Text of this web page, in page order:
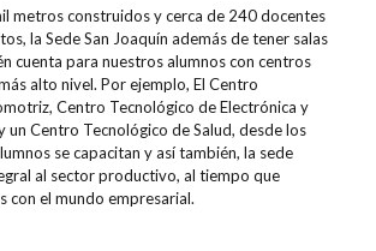
metros construidos y cerca de 240 docentes
la Sede San Joaquín además de tener salas
cuenta para nuestros alumnos con centros
alto nivel. Por ejemplo, El Centro
Centro Tecnológico de Electrónica y
un Centro Tecnológico de Salud, desde los
se capacitan y así también, la sede
al sector productivo, al tiempo que
con el mundo empresarial.